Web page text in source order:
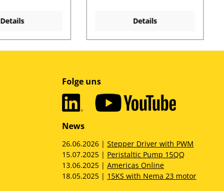
Details Details
Folge uns
News
26.06.2026 | Stepper Driver with PWM
15.07.2025 | Peristaltic Pump 15QQ
13.06.2025 | Americas Online
18.05.2025 | 15KS with Nema 23 motor